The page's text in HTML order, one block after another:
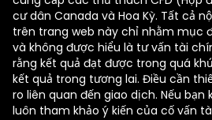
cư dân Canada và Hoa Kỳ. Tất cả
trên trang web này chỉ nhằm mục
và không được hiểu là tư vấn tài
rằng kết quả đạt được trong quá
kết quả trong tương lai. Điều cần
ro liên quan đến giao dịch. Nếu bạn
luôn tham khảo ý kiến của cố vấn